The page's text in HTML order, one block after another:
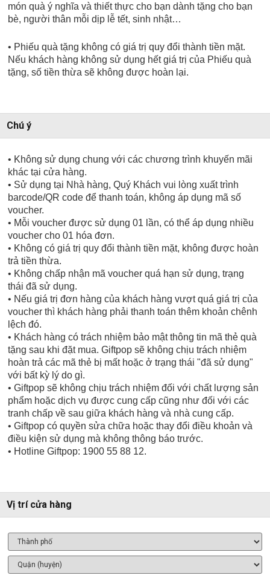
món quà ý nghĩa và thiết thực cho bạn dành tặng cho bạn
bè, người thân mỗi dịp lễ tết, sinh nhật…
• Phiếu quà tặng không có giá trị quy đổi thành tiền mặt.
Nếu khách hàng không sử dụng hết giá trị của Phiếu quà
tặng, số tiền thừa sẽ không được hoàn lại.
Chú ý
• Không sử dụng chung với các chương trình khuyến mãi
khác tại cửa hàng.
• Sử dụng tại Nhà hàng, Quý Khách vui lòng xuất trình
barcode/QR code để thanh toán, không áp dụng mã số
voucher.
• Mỗi voucher được sử dụng 01 lần, có thể áp dụng nhiều
voucher cho 01 hóa đơn.
• Không có giá trị quy đổi thành tiền mặt, không được hoàn
trả tiền thừa.
• Không chấp nhận mã voucher quá hạn sử dụng, trạng
thái đã sử dụng.
• Nếu giá trị đơn hàng của khách hàng vượt quá giá trị của
voucher thì khách hàng phải thanh toán thêm khoản chênh
lệch đó.
• Khách hàng có trách nhiệm bảo mật thông tin mã thẻ quà
tặng sau khi đặt mua. Giftpop sẽ không chịu trách nhiệm
hoàn trả các mã thẻ bị mất hoặc ở trạng thái "đã sử dụng"
với bất kỳ lý do gì.
• Giftpop sẽ không chịu trách nhiệm đối với chất lượng sản
phẩm hoặc dịch vụ được cung cấp cũng như đối với các
tranh chấp về sau giữa khách hàng và nhà cung cấp.
• Giftpop có quyền sửa chữa hoặc thay đổi điều khoản và
điều kiện sử dụng mà không thông báo trước.
• Hotline Giftpop: 1900 55 88 12.
Vị trí cửa hàng